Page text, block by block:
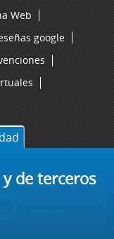
Web
google
de terceros